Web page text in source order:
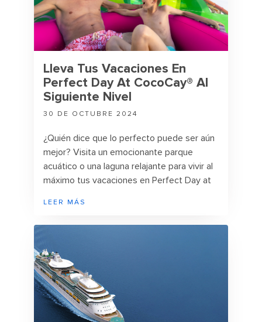
Lleva Tus Vacaciones En
Perfect Day At CocoCay® Al
Siguiente Nivel
30 DE OCTUBRE 2024
¿Quién dice que lo perfecto puede ser aún
mejor? Visita un emocionante parque
acuático o una laguna relajante para vivir al
máximo tus vacaciones en Perfect Day at
LEER MÁS